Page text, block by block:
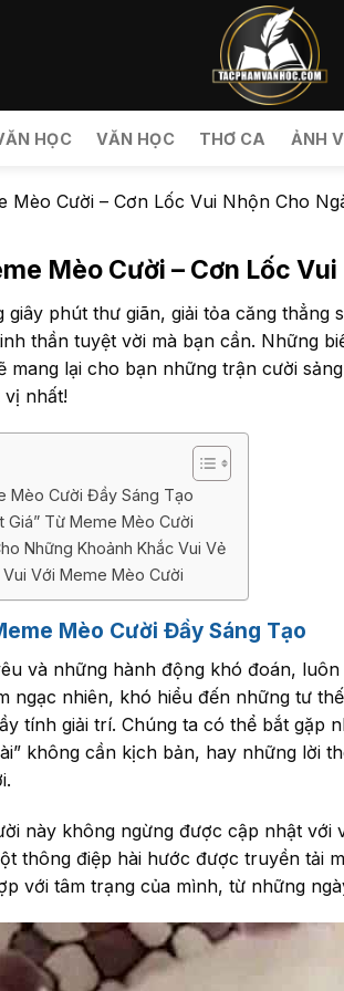
HỌC VĂN HỌC THƠ CA ẢNH
Mèo Cười – Cơn Lốc Vui Nhộn Cho
Mèo Cười – Cơn Lốc
giây phút thư giãn, giải tỏa căng thẳng
thần tuyệt vời mà bạn cần. Những
mang lại cho bạn những trận cười
vị nhất!
Mèo Cười Đầy Sáng Tạo
Giá” Từ Meme Mèo Cười
Những Khoảnh Khắc Vui Vẻ
Với Meme Mèo Cười
Mèo Cười Đầy Sáng Tạo
và những hành động khó đoán,
ngạc nhiên, khó hiểu đến những tư
tính giải trí. Chúng ta có thể bắt gặp
không cần kịch bản, hay những lời
này không ngừng được cập nhật với
thông điệp hài hước được truyền tải
với tâm trạng của mình, từ những